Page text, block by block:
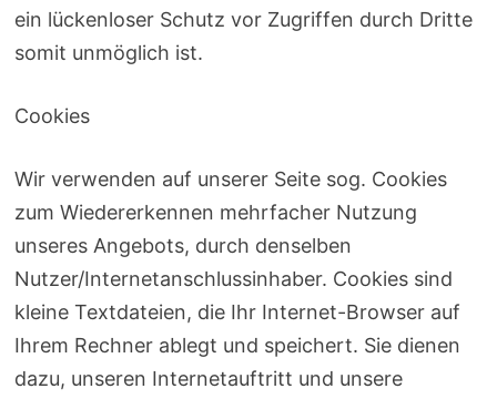
ein lückenloser Schutz vor Zugriffen durch Dritte
somit unmöglich ist.
Cookies
Wir verwenden auf unserer Seite sog. Cookies
zum Wiedererkennen mehrfacher Nutzung
unseres Angebots, durch denselben
Nutzer/Internetanschlussinhaber. Cookies sind
kleine Textdateien, die Ihr Internet-Browser auf
Ihrem Rechner ablegt und speichert. Sie dienen
dazu, unseren Internetauftritt und unsere